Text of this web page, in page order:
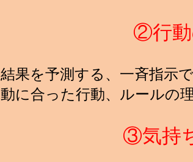
②行動
結果を予測する、一斉指示
動に合った行動、ルールの
③気持